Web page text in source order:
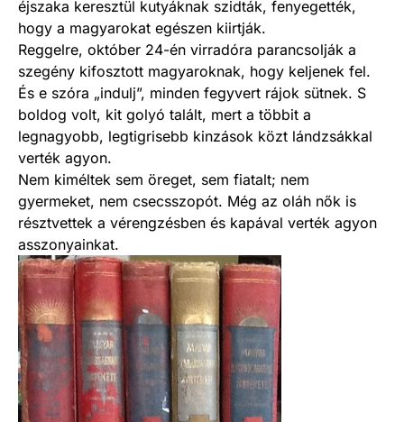
éjszaka keresztül kutyáknak szidták, fenyegették,
hogy a magyarokat egészen kiirtják.
Reggelre, október 24-én virradóra parancsolják a
szegény kifosztott magyaroknak, hogy keljenek fel.
És e szóra „indulj”, minden fegyvert rájok sütnek. S
boldog volt, kit golyó talált, mert a többit a
legnagyobb, legtigrisebb kinzások közt lándzsákkal
verték agyon.
Nem kiméltek sem öreget, sem fiatalt; nem
gyermeket, nem csecsszopót. Még az oláh nők is
résztvettek a vérengzésben és kapával verték agyon
asszonyainkat.